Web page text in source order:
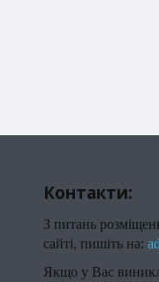
Контакти:
З питань
сайті, пишіть на:
Якщо у Вас